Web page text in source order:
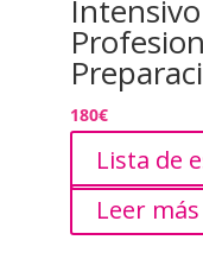
180€
Lista de
Leer más